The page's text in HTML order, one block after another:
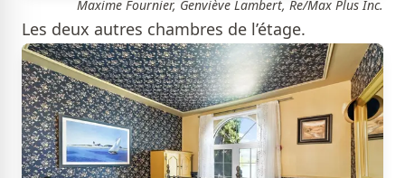
Maxime Fournier, Genviève Lambert, Re/Max Plus Inc.
Les deux autres chambres de l’étage.